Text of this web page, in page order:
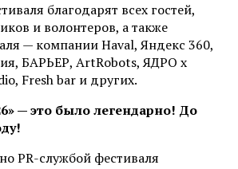
благодарят всех гостей,
и волонтеров, а также
— компании Haval, Яндекс 360,
БАРЬЕР, ArtRobots, ЯДРО х
Fresh bar и других.
— это было легендарно! До
PR-службой фестиваля